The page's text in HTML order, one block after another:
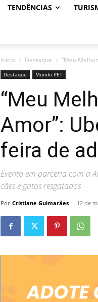
TENDÊNCIAS
Início Destaque “Meu
Destaque Mundo PET
“Meu
Amor”:
feira de
Evento em parceria com a
cães e gatos resgatados
Por Cristiane Guimarães - 12 de